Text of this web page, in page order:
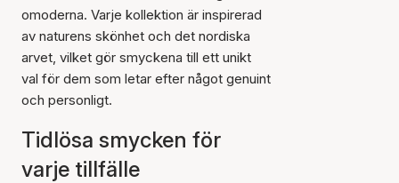
omoderna. Varje kollektion är inspirerad
av naturens skönhet och det nordiska
arvet, vilket gör smyckena till ett unikt
val för dem som letar efter något genuint
och personligt.
Tidlösa smycken för
varje tillfälle